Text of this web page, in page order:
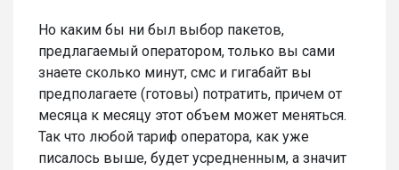
Но каким бы ни был выбор пакетов,
предлагаемый оператором, только вы сами
знаете сколько минут, смс и гигабайт вы
предполагаете (готовы) потратить, причем от
месяца к месяцу этот объем может меняться.
Так что любой тариф оператора, как уже
писалось выше, будет усредненным, а значит